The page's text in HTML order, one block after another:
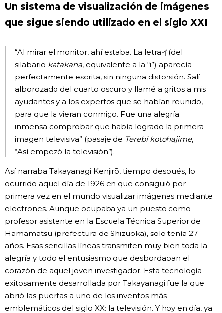
Avisos
Un sistema de visualización de imágenes
que sigue siendo utilizado en el siglo XXI
“Al mirar el monitor, ahí estaba. La letraイ(del
silabario katakana, equivalente a la “i”) aparecía
perfectamente escrita, sin ninguna distorsión. Salí
alborozado del cuarto oscuro y llamé a gritos a mis
ayudantes y a los expertos que se habían reunido,
para que la vieran conmigo. Fue una alegría
inmensa comprobar que había logrado la primera
imagen televisiva” (pasaje de Terebi kotohajime,
“Así empezó la televisión”).
Así narraba Takayanagi Kenjirō, tiempo después, lo
ocurrido aquel día de 1926 en que consiguió por
primera vez en el mundo visualizar imágenes mediante
electrones. Aunque ocupaba ya un puesto como
profesor asistente en la Escuela Técnica Superior de
Hamamatsu (prefectura de Shizuoka), solo tenía 27
años. Esas sencillas líneas transmiten muy bien toda la
alegría y todo el entusiasmo que desbordaban el
corazón de aquel joven investigador. Esta tecnología
exitosamente desarrollada por Takayanagi fue la que
abrió las puertas a uno de los inventos más
emblemáticos del siglo XX: la televisión. Y hoy en día, ya